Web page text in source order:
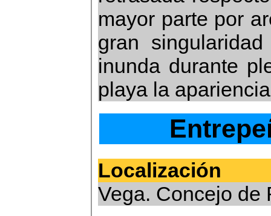
mayor parte por
gran
inunda durante
playa la
Localización
Vega. Concejo de